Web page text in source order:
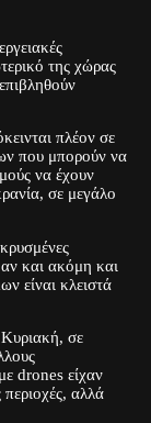
της χώρας
πλέον σε
που μπορούν να
να έχουν
σε μεγάλο
αν και ακόμη και
είναι κλειστά
σε
drones είχαν
περιοχές, αλλά